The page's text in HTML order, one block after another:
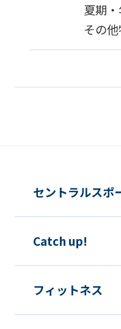
夏期
その
セントラルスポ
Catch up!
フィットネス